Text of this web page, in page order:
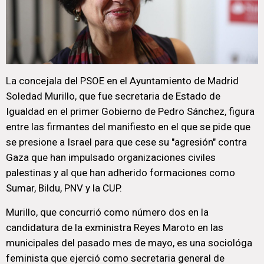
La concejala del PSOE en el Ayuntamiento de Madrid
Soledad Murillo, que fue secretaria de Estado de
Igualdad en el primer Gobierno de Pedro Sánchez, figura
entre las firmantes del manifiesto en el que se pide que
se presione a Israel para que cese su "agresión" contra
Gaza que han impulsado organizaciones civiles
palestinas y al que han adherido formaciones como
Sumar, Bildu, PNV y la CUP.
Murillo, que concurrió como número dos en la
candidatura de la exministra Reyes Maroto en las
municipales del pasado mes de mayo, es una sociológa
feminista que ejerció como secretaria general de